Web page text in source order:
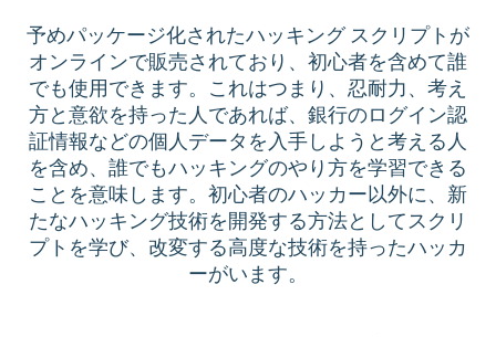
予めパッケージ化されたハッキング スクリプトが
オンラインで販売されており、初心者を含めて誰
でも使用できます。これはつまり、忍耐力、考え
方と意欲を持った人であれば、銀行のログイン認
証情報などの個人データを入手しようと考える人
を含め、誰でもハッキングのやり方を学習できる
ことを意味します。初心者のハッカー以外に、新
たなハッキング技術を開発する方法としてスクリ
プトを学び、改変する高度な技術を持ったハッカ
ーがいます。